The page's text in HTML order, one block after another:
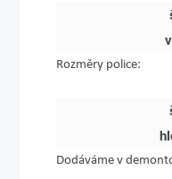
Rozměry police:
Dodáváme v